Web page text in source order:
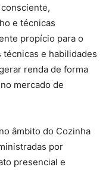
e técnicas
propício para o
e habilidades
renda de forma
mercado de
âmbito do Cozinha
por
presencial e